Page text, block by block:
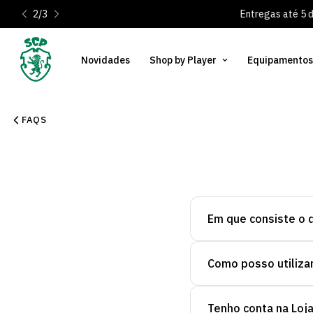
2/3
Novidades Shop by Player Equipamentos
FAQS
Em que consiste o
O desconto de
No seu aniversário,
desconto adicional
Como posso
Tenho conta na